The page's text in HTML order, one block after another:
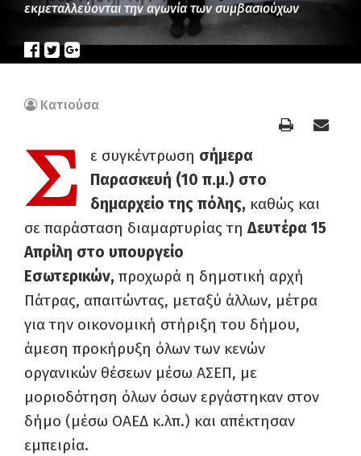
εκμεταλλεύονται την αγωνία των συμβασιούχων
Κατιούσα
Σ ε συγκέντρωση σήμερα
Παρασκευή (10 π.μ.) στο
δημαρχείο της πόλης, καθώς και
σε παράσταση διαμαρτυρίας τη Δευτέρα 15
Απρίλη στο υπουργείο
Εσωτερικών, προχωρά η δημοτική αρχή
Πάτρας, απαιτώντας, μεταξύ άλλων, μέτρα
για την οικονομική στήριξη του δήμου,
άμεση προκήρυξη όλων των κενών
οργανικών θέσεων μέσω ΑΣΕΠ, με
μοριοδότηση όλων όσων εργάστηκαν στον
δήμο (μέσω ΟΑΕΔ κ.λπ.) και απέκτησαν
εμπειρία.